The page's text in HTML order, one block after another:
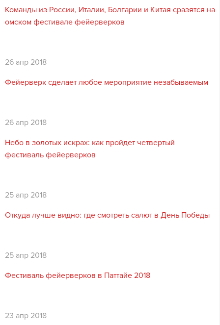
Команды из России, Италии, Болгарии и Китая сразятся на
омском фестивале фейерверков
26 апр 2018
Фейерверк сделает любое мероприятие незабываемым
26 апр 2018
Небо в золотых искрах: как пройдет четвертый
фестиваль фейерверков
25 апр 2018
Откуда лучше видно: где смотреть салют в День Победы
25 апр 2018
Фестиваль фейерверков в Паттайе 2018
23 апр 2018